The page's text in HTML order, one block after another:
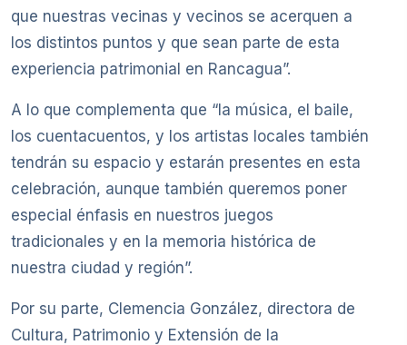
que nuestras vecinas y vecinos se acerquen a
los distintos puntos y que sean parte de esta
experiencia patrimonial en Rancagua”.
A lo que complementa que “la música, el baile,
los cuentacuentos, y los artistas locales también
tendrán su espacio y estarán presentes en esta
celebración, aunque también queremos poner
especial énfasis en nuestros juegos
tradicionales y en la memoria histórica de
nuestra ciudad y región”.
Por su parte, Clemencia González, directora de
Cultura, Patrimonio y Extensión de la